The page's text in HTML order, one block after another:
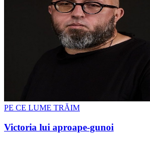
PE CE LUME TRĂIM
Victoria lui aproape-gunoi